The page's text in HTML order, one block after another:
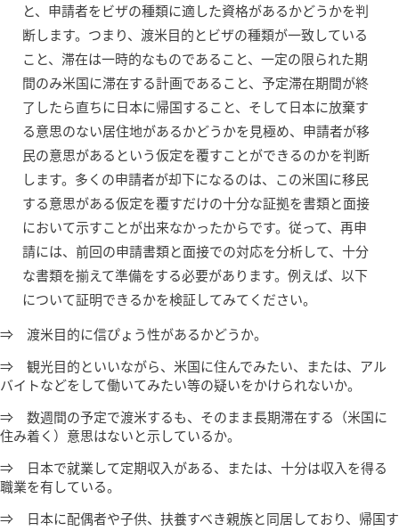
と、申請者をビザの種類に適した資格があるかどうかを判
断します。つまり、渡米目的とビザの種類が一致している
こと、滞在は一時的なものであること、一定の限られた期
間のみ米国に滞在する計画であること、予定滞在期間が終
了したら直ちに日本に帰国すること、そして日本に放棄す
る意思のない居住地があるかどうかを見極め、申請者が移
民の意思があるという仮定を覆すことができるのかを判断
します。多くの申請者が却下になるのは、この米国に移民
する意思がある仮定を覆すだけの十分な証拠を書類と面接
において示すことが出来なかったからです。従って、再申
請には、前回の申請書類と面接での対応を分析して、十分
な書類を揃えて準備をする必要があります。例えば、以下
について証明できるかを検証してみてください。
⇒ 渡米目的に信ぴょう性があるかどうか。
⇒ 観光目的といいながら、米国に住んでみたい、または、アル
バイトなどをして働いてみたい等の疑いをかけられないか。
⇒ 数週間の予定で渡米するも、そのまま長期滞在する（米国に
住み着く）意思はないと示しているか。
⇒ 日本で就業して定期収入がある、または、十分は収入を得る
職業を有している。
⇒ 日本に配偶者や子供、扶養すべき親族と同居しており、帰国す